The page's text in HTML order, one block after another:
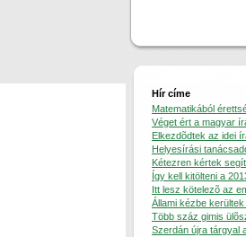
Hír címe
Matematikából
Véget ért a magyar
Elkezdõdtek az idei
Helyesírási
Kétezren kértek
Így kell kitölteni a
Itt lesz kötelezõ az
Állami kézbe
Több száz gimis
Szerdán újra tárgyal